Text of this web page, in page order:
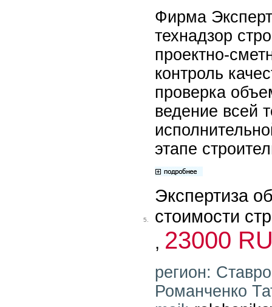
Фирма
технадзор
проектно-
контроль
проверка
ведение всей
этапе
5.
Экспертиза
стоимости
, 23000
регион:
Романченко